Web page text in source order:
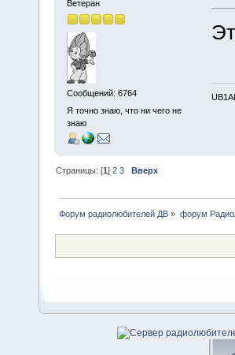
Ветеран
Сообщений: 6764
Я точно знаю, что ни чего не
знаю
Страницы: [1]2 3 Вверх
Форум радиолюбителей ДВ » форум